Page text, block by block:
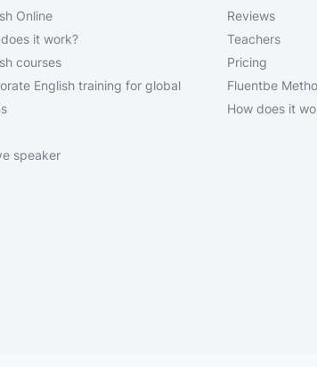
Online
it work?
courses
English training for global
speaker
Reviews
Teachers
Pricing
Fluentbe
How does it